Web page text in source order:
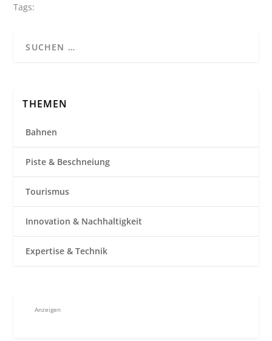
Tags:
THEMEN
Bahnen
Piste & Beschneiung
Tourismus
Innovation & Nachhaltigkeit
Expertise & Technik
Anzeigen